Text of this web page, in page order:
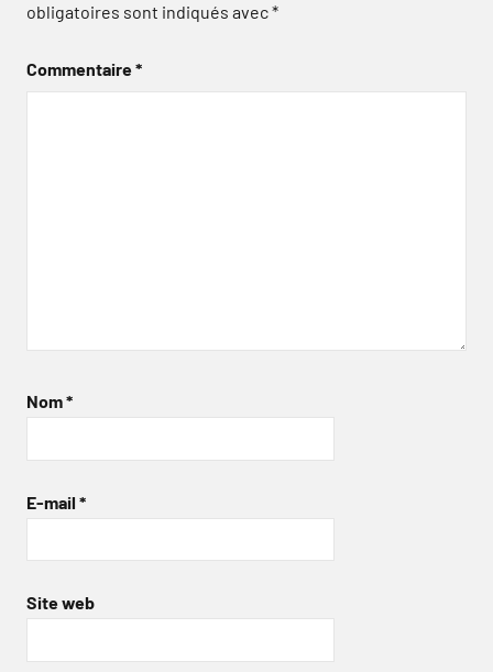
obligatoires sont indiqués avec*
Commentaire*
Nom*
E-mail *
Site web